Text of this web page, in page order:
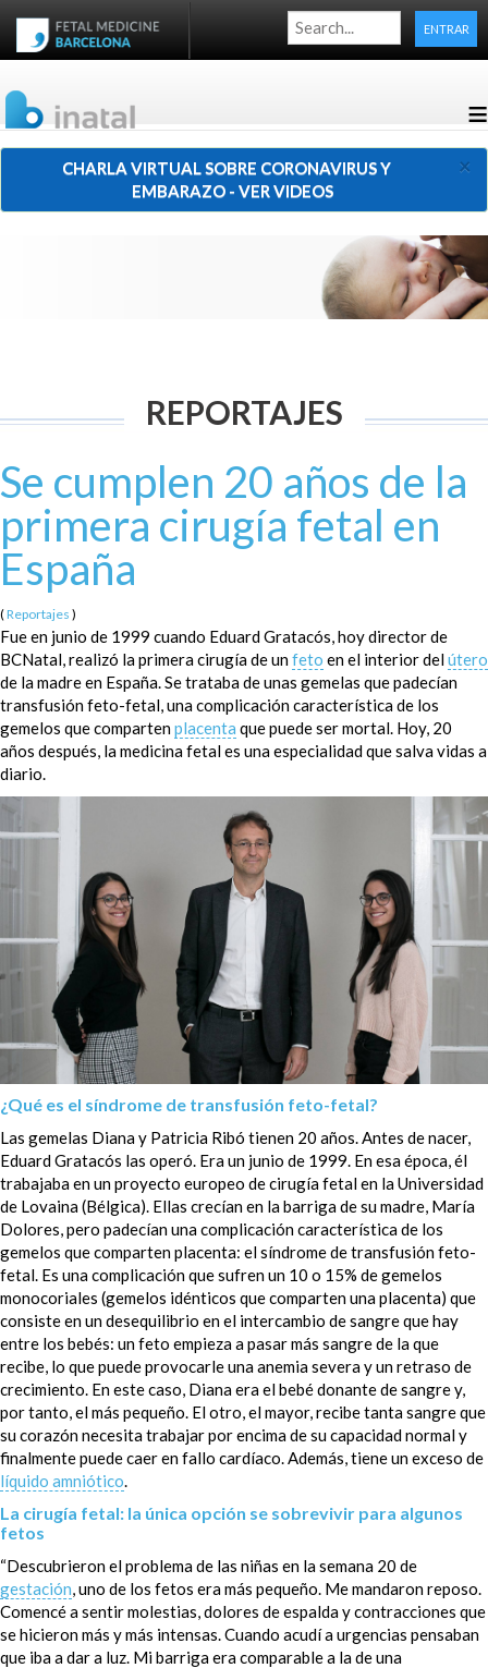
≡
ENTRAR
×
CHARLA VIRTUAL SOBRE CORONAVIRUS Y
EMBARAZO - VER VIDEOS
REPORTAJES
Se cumplen 20 años de la
primera cirugía fetal en
España
(Reportajes )
Fue en junio de 1999 cuando Eduard Gratacós, hoy director de
BCNatal, realizó la primera cirugía de unfeto en el interior delútero
de la madre en España. Se trataba de unas gemelas que padecían
transfusión feto-fetal, una complicación característica de los
gemelos que compartenplacenta que puede ser mortal. Hoy, 20
años después, la medicina fetal es una especialidad que salva vidas a
diario.
¿Qué es el síndrome de transfusión feto-fetal?
Las gemelas Diana y Patricia Ribó tienen 20 años. Antes de nacer,
Eduard Gratacós las operó. Era un junio de 1999. En esa época, él
trabajaba en un proyecto europeo de cirugía fetal en la Universidad
de Lovaina (Bélgica). Ellas crecían en la barriga de su madre, María
Dolores, pero padecían una complicación característica de los
gemelos que comparten placenta: el síndrome de transfusión feto-
fetal. Es una complicación que sufren un 10 o 15% de gemelos
monocoriales (gemelos idénticos que comparten una placenta) que
consiste en un desequilibrio en el intercambio de sangre que hay
entre los bebés: un feto empieza a pasar más sangre de la que
recibe, lo que puede provocarle una anemia severa y un retraso de
crecimiento. En este caso, Diana era el bebé donante de sangre y,
por tanto, el más pequeño. El otro, el mayor, recibe tanta sangre que
su corazón necesita trabajar por encima de su capacidad normal y
finalmente puede caer en fallo cardíaco. Además, tiene un exceso de
líquido amniótico.
La cirugía fetal: la única opción se sobrevivir para algunos
fetos
“Descubrieron el problema de las niñas en la semana 20 de
gestación, uno de los fetos era más pequeño. Me mandaron reposo.
Comencé a sentir molestias, dolores de espalda y contracciones que
se hicieron más y más intensas. Cuando acudí a urgencias pensaban
que iba a dar a luz. Mi barriga era comparable a la de una